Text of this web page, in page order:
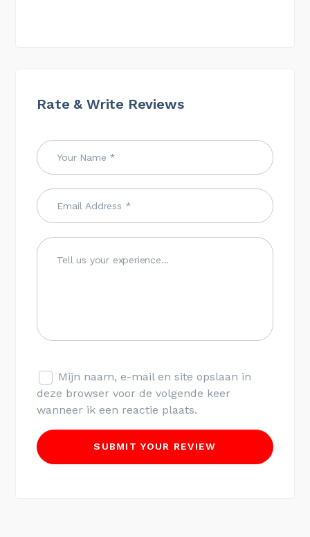
Rate & Write Reviews
Mijn naam, e-mail en site opslaan in
deze browser voor de volgende keer
wanneer ik een reactie plaats.